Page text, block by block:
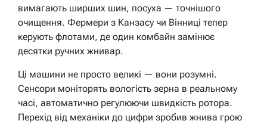
вимагають ширших шин, посуха — точнішого
очищення. Фермери з Канзасу чи Вінниці тепер
керують флотами, де один комбайн замінює
десятки ручних жнивар.
Ці машини не просто великі — вони розумні.
Сенсори моніторять вологість зерна в реальному
часі, автоматично регулюючи швидкість ротора.
Перехід від механіки до цифри зробив жнива грою